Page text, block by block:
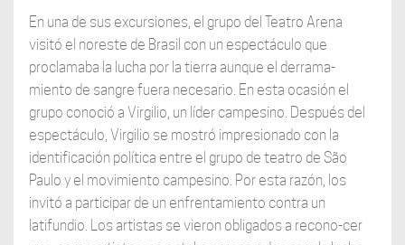
En una de sus excursiones, el grupo del Teatro Arena
visitó el noreste de Brasil con un espectáculo que
proclamaba la lucha por la tierra aunque el derrama-
miento de sangre fuera necesario. En esta ocasión el
grupo conoció a Virgilio, un líder campesino. Después del
espectáculo, Virgilio se mostró impresionado con la
identificación política entre el grupo de teatro de São
Paulo y el movimiento campesino. Por esta razón, los
invitó a participar de un enfrentamiento contra un
latifundio. Los artistas se vieron obligados a recono-cer